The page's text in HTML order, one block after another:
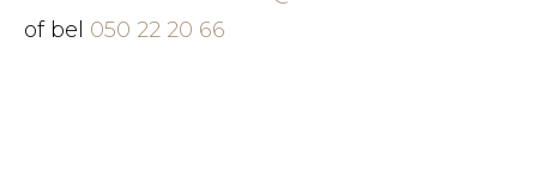
of bel 050 22 20 66